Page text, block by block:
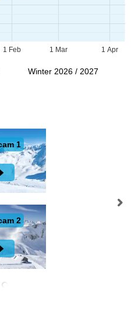
1 Feb 1 Mar 1 Apr
Winter 2026 / 2027